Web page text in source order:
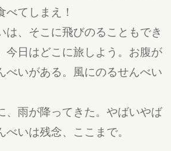
べてしまえ！
は、そこに飛びのることもでき
今日はどこに旅しよう。お腹が
べいがある。風にのるせんべい
、雨が降ってきた。やばいやば
いは残念、ここまで。